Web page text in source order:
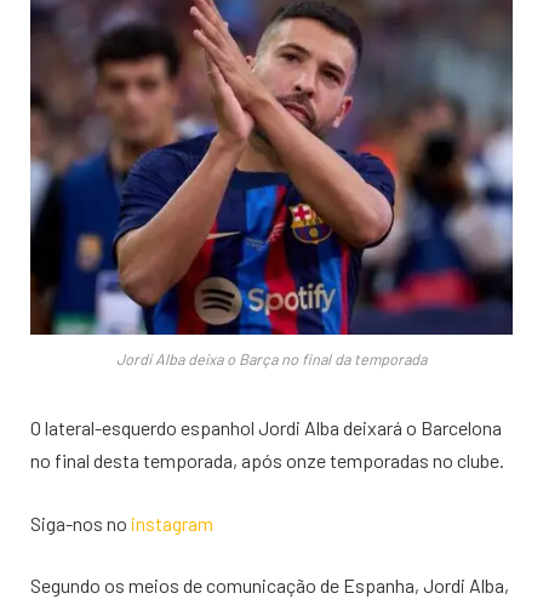
Jordi Alba deixa o Barça no final da temporada
O lateral-esquerdo espanhol Jordi Alba deixará o Barcelona
no final desta temporada, após onze temporadas no clube.
Siga-nos no instagram
Segundo os meios de comunicação de Espanha, Jordi Alba,